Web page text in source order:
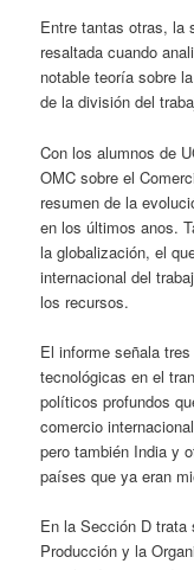
Entre tantas otras, la
resaltada cuando
notable teoría sobre
de la división del
Con los alumnos de
OMC sobre el
resumen de la
en los últimos anos.
la globalización, el
internacional del
los recursos.
El informe señala
tecnológicas en el
políticos profundos
comercio
pero también India y
países que ya eran
En la Sección D trata
Producción y la